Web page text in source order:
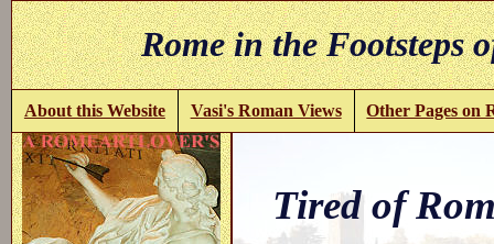
Rome in the
About this Website Vasi's Roman Views Other Pages on
Tired of